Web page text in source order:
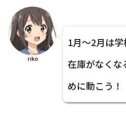
riko
1月〜2月は
在庫がなくな
めに動こう！